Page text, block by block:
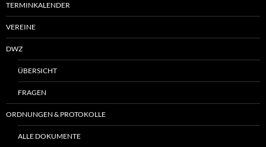
TERMINKALENDER
VEREINE
DWZ
ÜBERSICHT
FRAGEN
ORDNUNGEN & PROTOKOLLE
ALLE DOKUMENTE